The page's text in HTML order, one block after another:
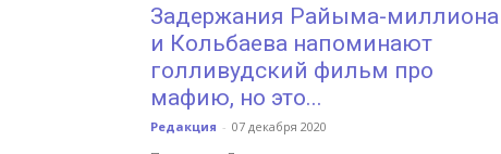
Задержания Райыма-миллиона
и Кольбаева напоминают
голливудский фильм про
мафию, но это...
Редакция - 07 декабря 2020